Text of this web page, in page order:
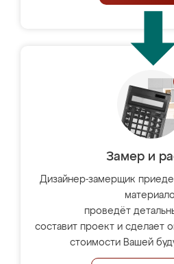
Замер и
Дизайнер-замерщик
проведёт
составит проект и сделает
стоимости Вашей